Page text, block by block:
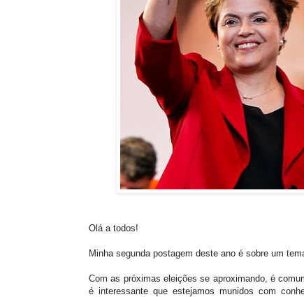
Olá a todos!
Minha segunda postagem deste ano é sobre um
Com as próximas eleições se aproximando, é
é interessante que estejamos munidos com